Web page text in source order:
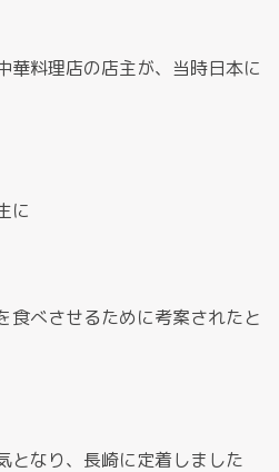
華料理店の店主が、当時日本に
に
食べさせるために考案されたと
となり、長崎に定着しました